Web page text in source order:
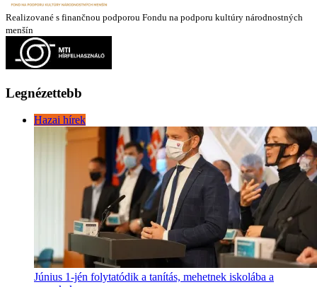
Realizované s finančnou podporou Fondu na podporu kultúry národnostných
menšín
Legnézettebb
Hazai hírek
Június 1-jén folytatódik a tanítás, mehetnek iskolába a